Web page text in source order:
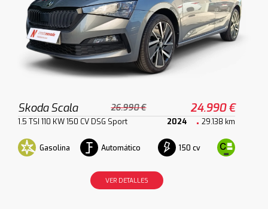
Skoda Scala 26.990 € 24.990 €
1.5 TSI 110 KW 150 CV DSG Sport 2024 29.138 km
Gasolina Automático 150 cv
VER DETALLES